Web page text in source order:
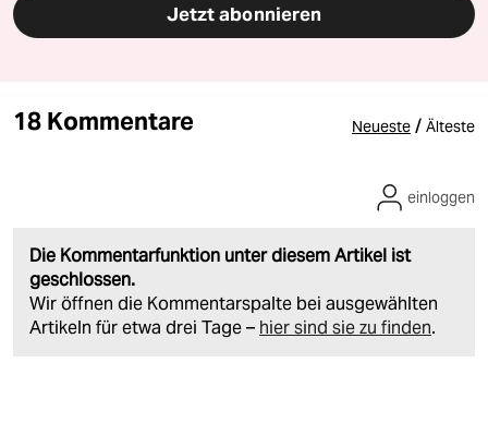
Jetzt abonnieren
18 Kommentare Neueste / Älteste
Die Kommentarfunktion unter diesem Artikel ist
geschlossen.
Wir öffnen die Kommentarspalte bei ausgewählten
Artikeln für etwa drei Tage – hier sind sie zu finden.
einloggen